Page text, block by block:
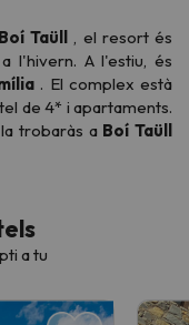
Boí Taüll , el resort és
l'hivern. A l'estiu, és
. El complex està
de 4* i apartaments.
trobaràs a Boí Taüll
a tu